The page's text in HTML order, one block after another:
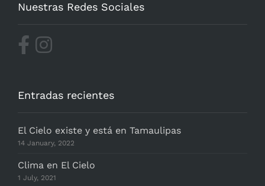
Nuestras Redes Sociales
Entradas recientes
El Cielo existe y está en Tamaulipas
14 January, 2022
Clima en El Cielo
1 July, 2021